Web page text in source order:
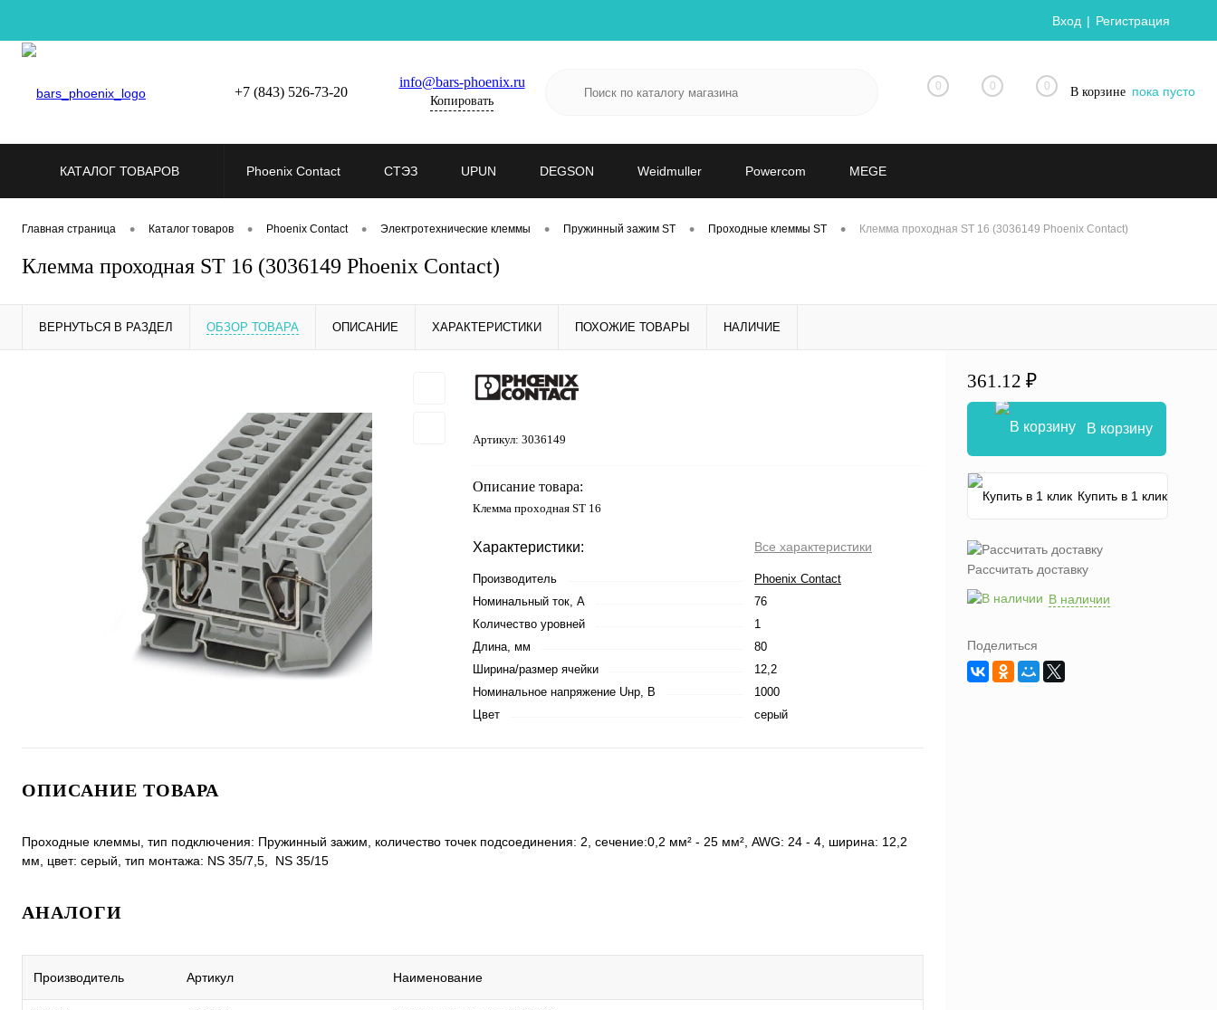
Вход Регистрация
+7 (843) 526-73-20
info@bars-phoenix.ru
Копировать
0 0 0 В корзине пока пусто
КАТАЛОГ ТОВАРОВ Phoenix Contact СТЭЗ UPUN DEGSON Weidmuller Powercom MEGE
Главная страница • Каталог товаров • Phoenix Contact • Электротехнические клеммы • Пружинный зажим ST • Проходные клеммы ST • Клемма проходная ST 16 (3036149 Phoenix Contact)
Клемма проходная ST 16 (3036149 Phoenix Contact)
ВЕРНУТЬСЯ В РАЗДЕЛ ОБЗОР ТОВАРА ОПИСАНИЕ ХАРАКТЕРИСТИКИ ПОХОЖИЕ ТОВАРЫ НАЛИЧИЕ
Артикул: 3036149
Описание товара:
Клемма проходная ST 16
Характеристики: Все характеристики
Производитель
Phoenix Contact
Номинальный ток, А
76
Количество уровней
1
Длина, мм
80
Ширина/размер ячейки
12,2
Номинальное напряжение Uнр, В
1000
Цвет
серый
ОПИСАНИЕ ТОВАРА
Проходные клеммы, тип подключения: Пружинный зажим, количество точек подсоединения: 2, cечение:0,2 мм² - 25 мм², AWG: 24 - 4, ширина: 12,2
мм, цвет: cерый, тип монтажа: NS 35/7,5, NS 35/15
АНАЛОГИ
Производитель Артикул Наименование
361.12 ₽
В корзину
Купить в 1 клик
Рассчитать доставку
В наличии
Поделиться